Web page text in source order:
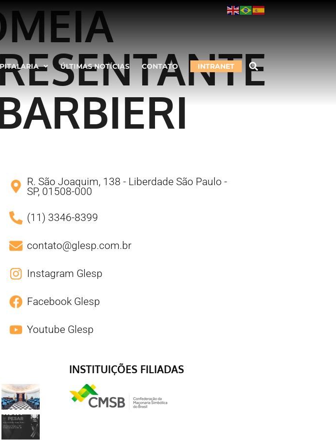
ÚLTIMAS NOTÍCIAS CONTATO INTRANET
R. São Joaquim, 138 - Liberdade São Paulo -
SP, 01508-000
(11) 3346-8399
contato@glesp.com.br
Instagram Glesp
Facebook Glesp
Youtube Glesp
INSTITUIÇÕES FILIADAS